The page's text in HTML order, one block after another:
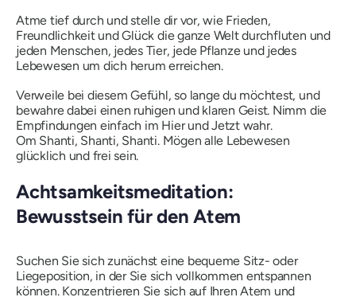
Atme tief durch und stelle dir vor, wie Frieden,
Freundlichkeit und Glück die ganze Welt durchfluten und
jeden Menschen, jedes Tier, jede Pflanze und jedes
Lebewesen um dich herum erreichen.
Verweile bei diesem Gefühl, so lange du möchtest, und
bewahre dabei einen ruhigen und klaren Geist. Nimm die
Empfindungen einfach im Hier und Jetzt wahr.
Om Shanti, Shanti, Shanti. Mögen alle Lebewesen
glücklich und frei sein.
Achtsamkeitsmeditation:
Bewusstsein für den Atem
Suchen Sie sich zunächst eine bequeme Sitz- oder
Liegeposition, in der Sie sich vollkommen entspannen
können. Konzentrieren Sie sich auf Ihren Atem und